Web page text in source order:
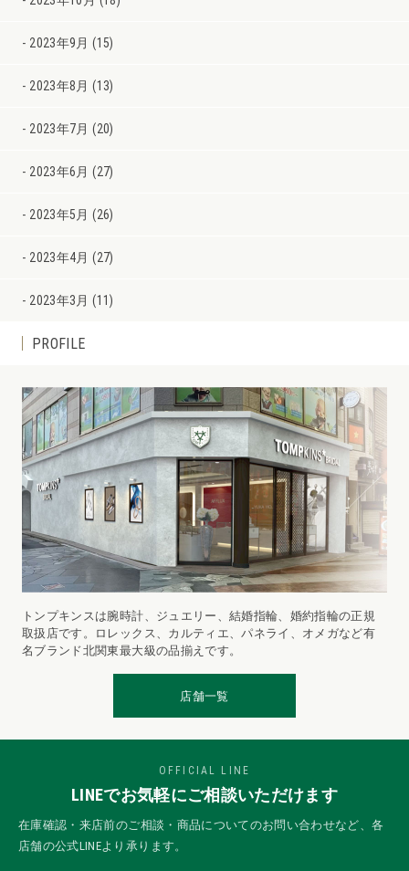
2023年9月 (15)
2023年8月 (13)
2023年7月 (20)
2023年6月 (27)
2023年5月 (26)
2023年4月 (27)
2023年3月 (11)
PROFILE
トンプキンスは腕時計、ジュエリー、結婚指輪、婚約指輪の正規
取扱店です。ロレックス、カルティエ、パネライ、オメガなど有
名ブランド北関東最大級の品揃えです。
店舗一覧
OFFICIAL LINE
LINEでお気軽にご相談いただけます
在庫確認・来店前のご相談・商品についてのお問い合わせなど、各
店舗の公式LINEより承ります。